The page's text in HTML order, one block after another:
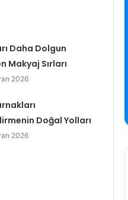
Daha Dolgun
Makyaj Sırları
2026
Doğal Yolları
2026